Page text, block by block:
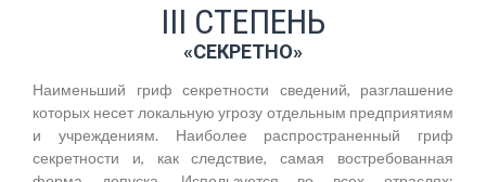
III СТЕПЕНЬ
«СЕКРЕТНО»
Наименьший гриф секретности сведений, разглашение
которых несет локальную угрозу отдельным предприятиям
и учреждениям. Наиболее распространенный гриф
секретности и, как следствие, самая востребованная